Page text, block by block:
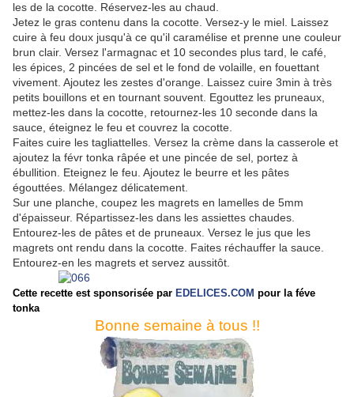
les de la cocotte. Réservez-les au chaud.
Jetez le gras contenu dans la cocotte. Versez-y le miel. Laissez
cuire à feu doux jusqu'à ce qu'il caramélise et prenne une couleur
brun clair. Versez l'armagnac et 10 secondes plus tard, le café,
les épices, 2 pincées de sel et le fond de volaille, en fouettant
vivement. Ajoutez les zestes d'orange. Laissez cuire 3min à très
petits bouillons et en tournant souvent. Egouttez les pruneaux,
mettez-les dans la cocotte, retournez-les 10 seconde dans la
sauce, éteignez le feu et couvrez la cocotte.
Faites cuire les tagliattelles. Versez la crème dans la casserole et
ajoutez la févr tonka râpée et une pincée de sel, portez à
ébullition. Eteignez le feu. Ajoutez le beurre et les pâtes
égouttées. Mélangez délicatement.
Sur une planche, coupez les magrets en lamelles de 5mm
d'épaisseur. Répartissez-les dans les assiettes chaudes.
Entourez-les de pâtes et de pruneaux. Versez le jus que les
magrets ont rendu dans la cocotte. Faites réchauffer la sauce.
Entourez-en les magrets et servez aussitôt.
Cette recette est sponsorisée par EDELICES.COM pour la féve
tonka
Bonne semaine à tous !!